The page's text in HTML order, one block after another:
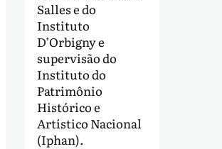
Salles e do
Instituto
D’Orbigny e
supervisão do
Instituto do
Patrimônio
Histórico e
Artístico Nacional
(Iphan).